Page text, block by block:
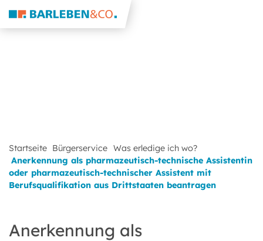
Startseite Bürgerservice Was erledige ich wo?
Anerkennung als pharmazeutisch-technische Assistentin
oder pharmazeutisch-technischer Assistent mit
Berufsqualifikation aus Drittstaaten beantragen
Anerkennung als